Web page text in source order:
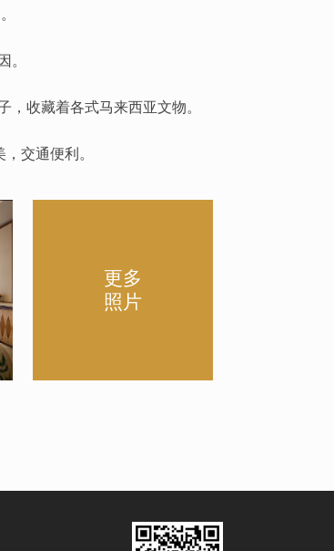
。
收藏着各式马来西亚文物。
交通便利。
更多
照片